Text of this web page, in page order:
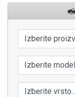
Izberite
Izberite model
Izberite vrsto...